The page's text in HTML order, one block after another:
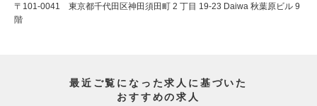
〒101-0041 東京都千代田区神田須田町 2 丁目 19-23 Daiwa 秋葉原ビル 9
階
最近ご覧になった求人に基づいた
おすすめの求人